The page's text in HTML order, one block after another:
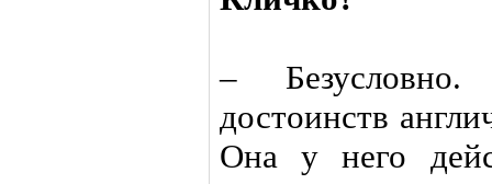
–
достоинств
Она у него